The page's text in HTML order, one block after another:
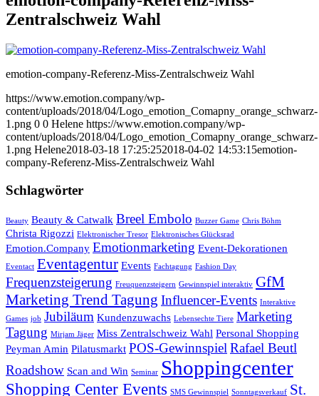
Zentralschweiz Wahl
emotion-company-Referenz-Miss-Zentralschweiz Wahl
https://www.emotion.company/wp-
content/uploads/2018/04/Logo_emotion_Comapny_orange_schwarz-
1.png 0 0 Helene https://www.emotion.company/wp-
content/uploads/2018/04/Logo_emotion_Comapny_orange_schwarz-
1.png Helene2018-03-18 17:25:252018-04-02 14:53:15emotion-
company-Referenz-Miss-Zentralschweiz Wahl
Schlagwörter
Beauty Beauty & Catwalk Breel Embolo Buzzer Game Chris Böhm
Christa Rigozzi Elektronischer Tresor Elektronisches Glücksrad
Emotion.Company Emotionmarketing Event-Dekorationen
Eventact Eventagentur Events Fachtagung Fashion Day
Frequenzsteigerung Freuquenzsteigern Gewinnspiel interaktiv GfM
Marketing Trend Tagung Influencer-Events Interaktive
Games job Jubiläum Kundenzuwachs Lebensechte Tiere Marketing
Tagung Mirjam Jäger Miss Zentralschweiz Wahl Personal Shopping
Peyman Amin Pilatusmarkt POS-GewinnspielRafael Beutl
Roadshow Scan and Win Seminar Shoppingcenter
Shopping Center Events SMS Gewinnspiel Sonntagsverkauf St.